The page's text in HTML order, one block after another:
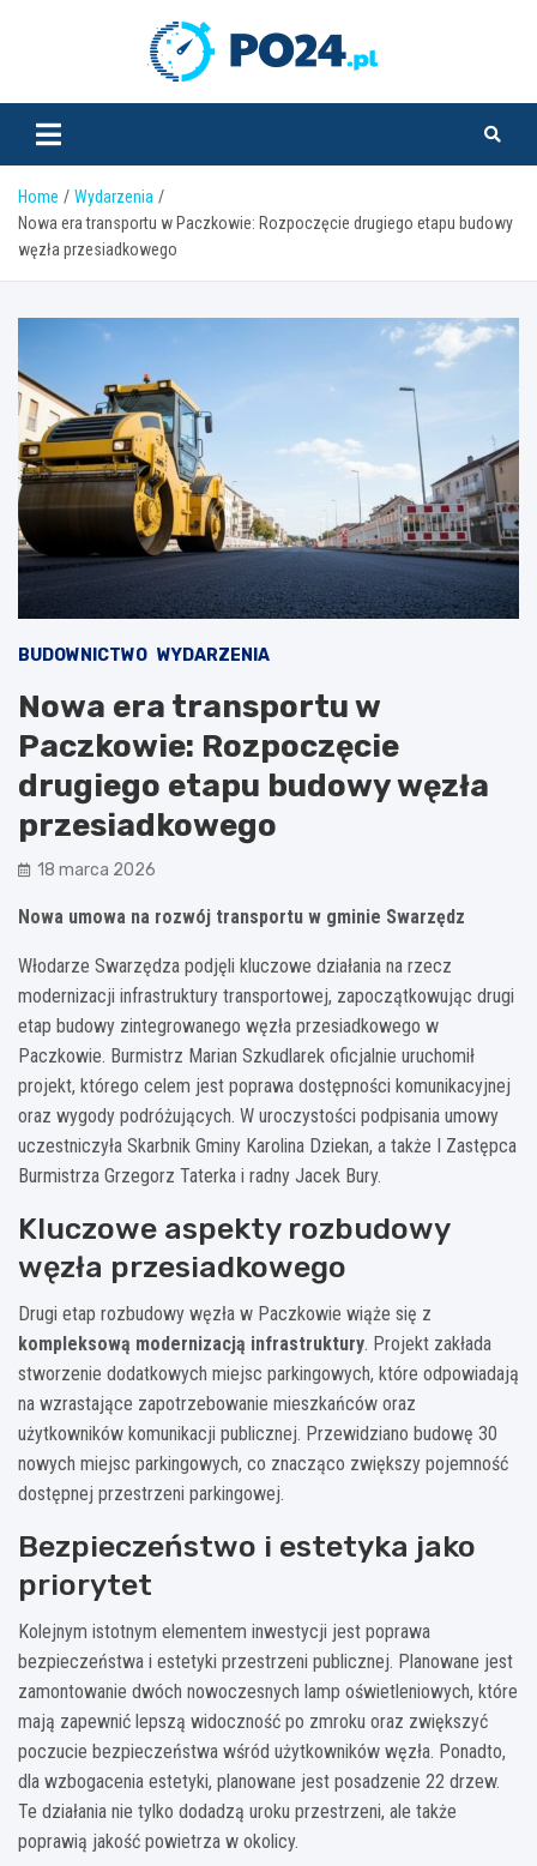
Home
Wydarzenia
Nowa era transportu w Paczkowie: Rozpoczęcie drugiego etapu budowy
węzła przesiadkowego
BUDOWNICTWO WYDARZENIA
Nowa era transportu w
Paczkowie: Rozpoczęcie
drugiego etapu budowy węzła
przesiadkowego
18 marca 2026
Nowa umowa na rozwój transportu w gminie Swarzędz
Włodarze Swarzędza podjęli kluczowe działania na rzecz
modernizacji infrastruktury transportowej, zapoczątkowując drugi
etap budowy zintegrowanego węzła przesiadkowego w
Paczkowie. Burmistrz Marian Szkudlarek oficjalnie uruchomił
projekt, którego celem jest poprawa dostępności komunikacyjnej
oraz wygody podróżujących. W uroczystości podpisania umowy
uczestniczyła Skarbnik Gminy Karolina Dziekan, a także I Zastępca
Burmistrza Grzegorz Taterka i radny Jacek Bury.
Kluczowe aspekty rozbudowy
węzła przesiadkowego
Drugi etap rozbudowy węzła w Paczkowie wiąże się z
kompleksową modernizacją infrastruktury. Projekt zakłada
stworzenie dodatkowych miejsc parkingowych, które odpowiadają
na wzrastające zapotrzebowanie mieszkańców oraz
użytkowników komunikacji publicznej. Przewidziano budowę 30
nowych miejsc parkingowych, co znacząco zwiększy pojemność
dostępnej przestrzeni parkingowej.
Bezpieczeństwo i estetyka jako
priorytet
Kolejnym istotnym elementem inwestycji jest poprawa
bezpieczeństwa i estetyki przestrzeni publicznej. Planowane jest
zamontowanie dwóch nowoczesnych lamp oświetleniowych, które
mają zapewnić lepszą widoczność po zmroku oraz zwiększyć
poczucie bezpieczeństwa wśród użytkowników węzła. Ponadto,
dla wzbogacenia estetyki, planowane jest posadzenie 22 drzew.
Te działania nie tylko dodadzą uroku przestrzeni, ale także
poprawią jakość powietrza w okolicy.